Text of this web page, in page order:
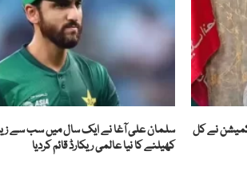
کمیشن نے کل
سلمان علی آغا نے ایک سال میں سب سے
کھیلنے کا نیا عالمی ریکارڈ قائم کردیا